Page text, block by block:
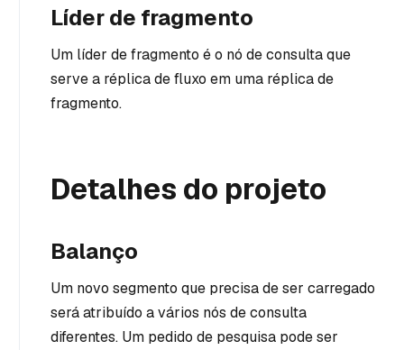
Líder de fragmento
Um líder de fragmento é o nó de consulta que
serve a réplica de fluxo em uma réplica de
fragmento.
Detalhes do projeto
Balanço
Um novo segmento que precisa de ser carregado
será atribuído a vários nós de consulta
diferentes. Um pedido de pesquisa pode ser